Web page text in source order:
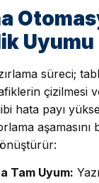
Uyumu
süreci;
çizilmesi
hata payı
aşamasını
Tam Uyum: